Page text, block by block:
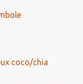
coco/chia